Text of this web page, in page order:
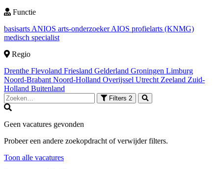
Functie
basisarts ANIOS arts-onderzoekerAIOS profielarts (KNMG)
medisch specialist
Regio
Drenthe Flevoland Friesland Gelderland Groningen Limburg
Noord-Brabant Noord-Holland Overijssel Utrecht Zeeland Zuid-
Holland Buitenland
Filters 2
Geen vacatures gevonden
Probeer een andere zoekopdracht of verwijder filters.
Toon alle vacatures